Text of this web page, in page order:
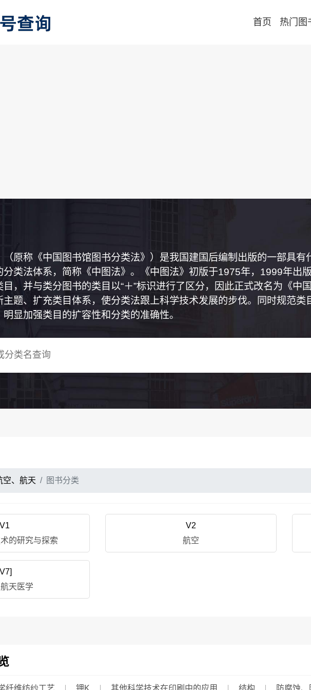
首页 热门图
（原称《中国图书馆图书分类法》）是我国建国后编制出版的一部具
分类法体系，简称《中图法》。《中图法》初版于1975年，1999年出
，并与类分图书的类目以“＋”标识进行了区分，因此正式改名为《中
题、扩充类目体系，使分类法跟上科学技术发展的步伐。同时规范
显加强类目的扩容性和分类的准确性。
空、航天 图书分类
V1
的研究与探索
V2
航空
天医学
纤维纺纱工艺 钾K 其他科学技术在印刷中的应用 结构 防腐蚀